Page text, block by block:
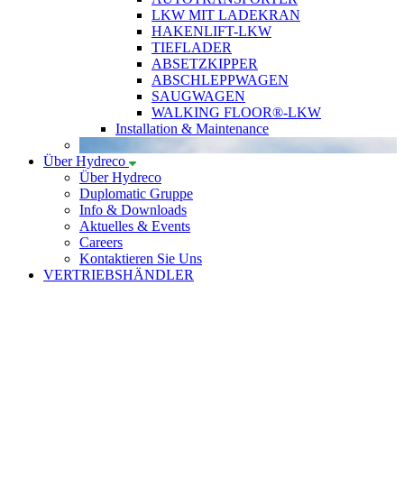
LKW MIT LADEKRAN
HAKENLIFT-LKW
TIEFLADER
ABSETZKIPPER
ABSCHLEPPWAGEN
SAUGWAGEN
WALKING FLOOR®-LKW
Installation & Maintenance
Über Hydreco
Über Hydreco
Duplomatic Gruppe
Info & Downloads
Aktuelles & Events
Careers
Kontaktieren Sie Uns
VERTRIEBSHÄNDLER